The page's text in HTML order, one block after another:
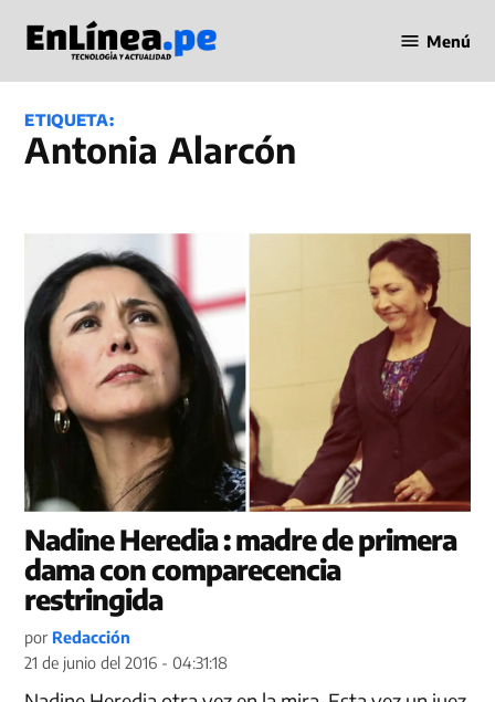
contenido
en Línea
Menú
ETIQUETA:
Antonia Alarcón
Nadine Heredia : madre de primera
dama con comparecencia
restringida
por Redacción
21 de junio del 2016 - 04:31:18